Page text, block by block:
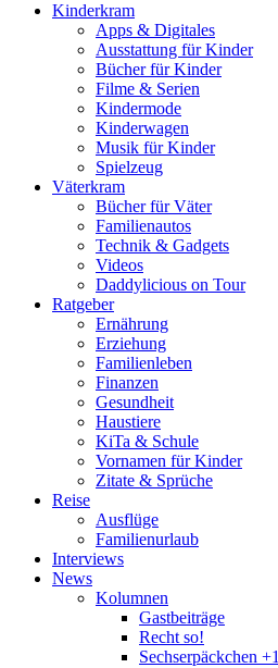
Kinderkram
Apps & Digitales
Ausstattung für Kinder
Bücher für Kinder
Filme & Serien
Kindermode
Kinderwagen
Musik für Kinder
Spielzeug
Väterkram
Bücher für Väter
Familienautos
Technik & Gadgets
Videos
Daddylicious on Tour
Ratgeber
Ernährung
Erziehung
Familienleben
Finanzen
Gesundheit
Haustiere
KiTa & Schule
Vornamen für Kinder
Zitate & Sprüche
Reise
Ausflüge
Familienurlaub
Interviews
News
Kolumnen
Gastbeiträge
Recht so!
Sechserpäckchen +1